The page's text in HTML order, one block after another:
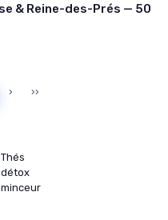
& Reine-des-Prés — 50
› ››
Thés
détox
minceur